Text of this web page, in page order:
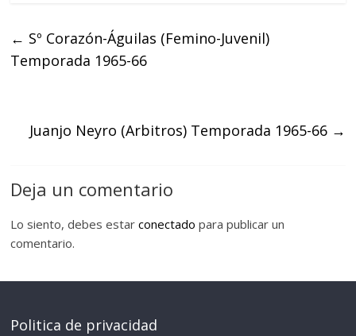
← Sº Corazón-Águilas (Femino-Juvenil)
Temporada 1965-66
Juanjo Neyro (Arbitros) Temporada 1965-66 →
Deja un comentario
Lo siento, debes estarconectado para publicar un
comentario.
Politica de privacidad